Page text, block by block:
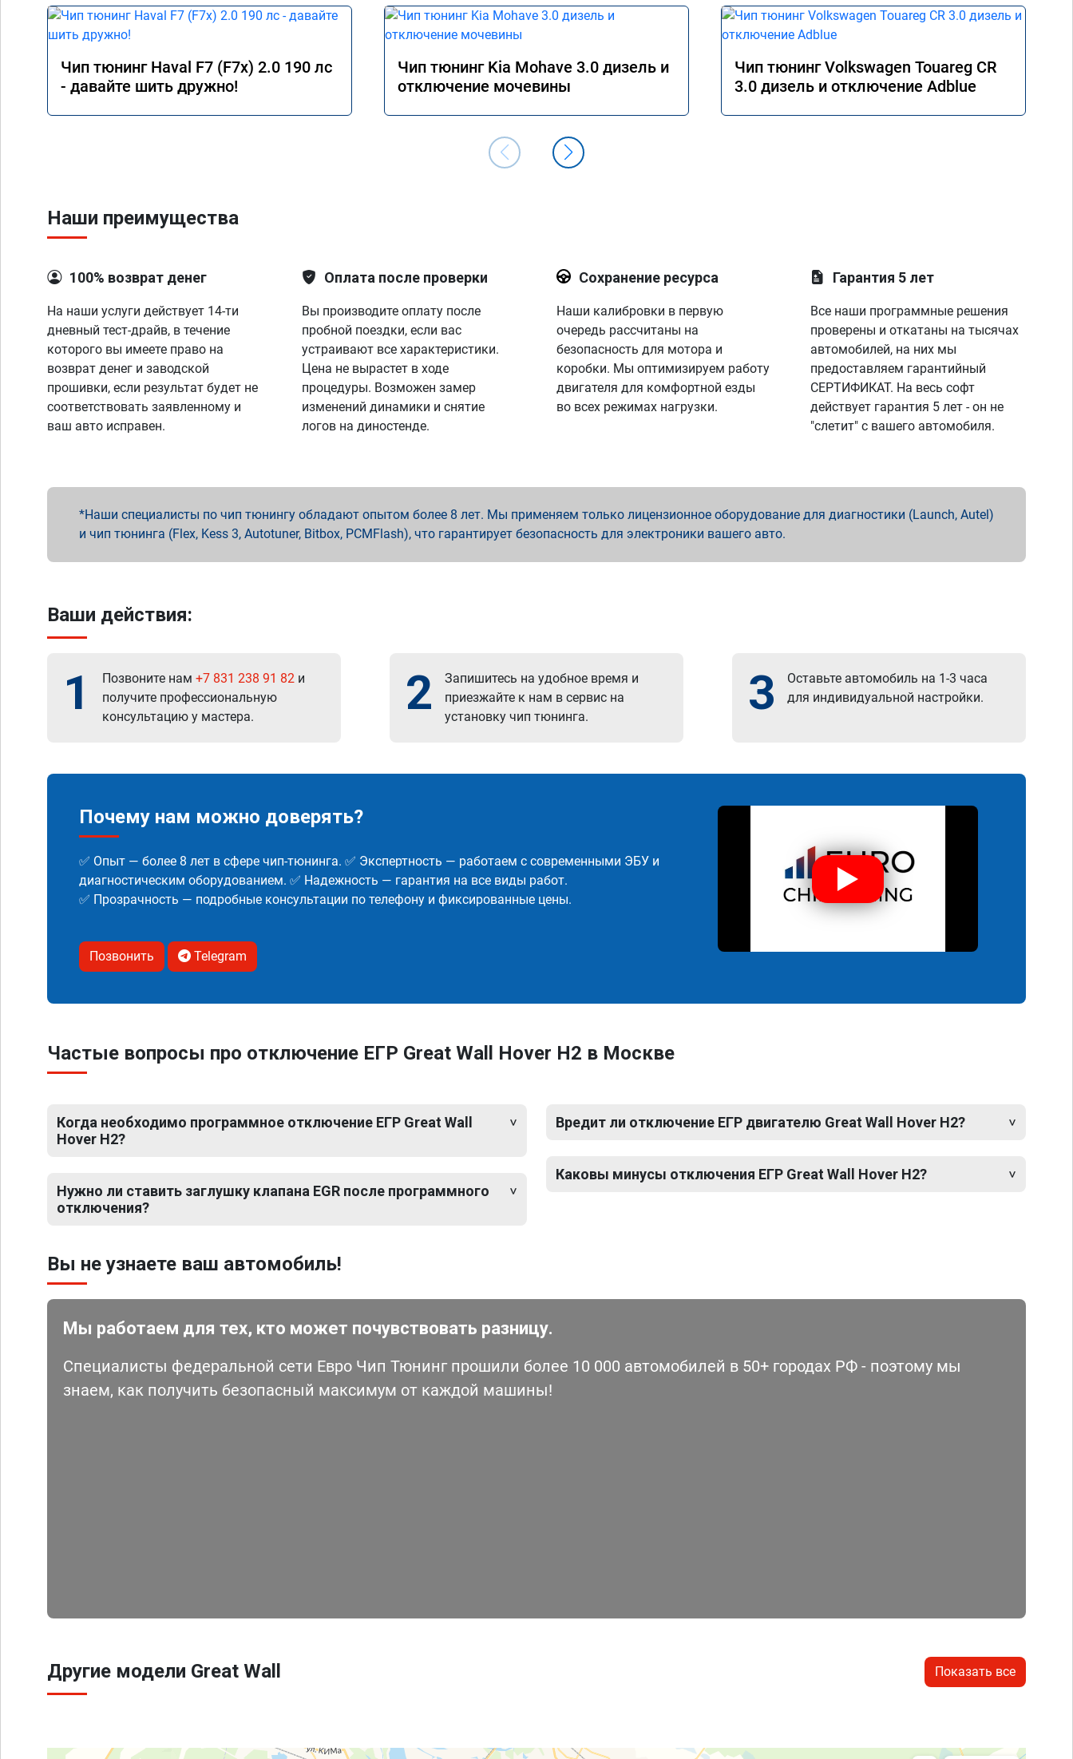
Чип тюнинг Haval F7 (F7x) 2.0 190 лс
- давайте шить дружно!
Чип тюнинг Kia Mohave 3.0 дизель и
отключение мочевины
Чип тюнинг Volkswagen Touareg CR
3.0 дизель и отключение Adblue
Наши преимущества
100% возврат денег
На наши услуги действует 14-ти
дневный тест-драйв, в течение
которого вы имеете право на
возврат денег и заводской
прошивки, если результат будет не
соответствовать заявленному и
ваш авто исправен.
Оплата после проверки
Вы производите оплату после
пробной поездки, если вас
устраивают все характеристики.
Цена не вырастет в ходе
процедуры. Возможен замер
изменений динамики и снятие
логов на диностенде.
Сохранение ресурса
Наши калибровки в первую
очередь рассчитаны на
безопасность для мотора и
коробки. Мы оптимизируем работу
двигателя для комфортной езды
во всех режимах нагрузки.
Гарантия 5 лет
Все наши программные решения
проверены и откатаны на тысячах
автомобилей, на них мы
предоставляем гарантийный
СЕРТИФИКАТ. На весь софт
действует гарантия 5 лет - он не
"слетит" с вашего автомобиля.
Наши специалисты по чип тюнингу обладают опытом более 8 лет. Мы применяем только лицензионное оборудование для диагностики (Launch, Autel)
и чип тюнинга (Flex, Kess 3, Autotuner, Bitbox, PCMFlash), что гарантирует безопасность для электроники вашего авто.
Ваши действия:
1 Позвоните нам +7 831 238 91 82 и
получите профессиональную
консультацию у мастера.
2
Запишитесь на удобное время и
приезжайте к нам в сервис на
установку чип тюнинга.
3
Оставьте автомобиль на 1-3 часа
для индивидуальной настройки.
Почему нам можно доверять?
✅ Опыт — более 8 лет в сфере чип-тюнинга. ✅ Экспертность — работаем с современными ЭБУ и
диагностическим оборудованием. ✅ Надежность — гарантия на все виды работ.
✅ Прозрачность — подробные консультации по телефону и фиксированные цены.
Позвонить Telegram
Частые вопросы про отключение ЕГР Great Wall Hover H2 в Москве
Когда необходимо программное отключение ЕГР Great Wall
Hover H2?
Нужно ли ставить заглушку клапана EGR после программного
отключения?
Вредит ли отключение ЕГР двигателю Great Wall Hover H2?
Каковы минусы отключения ЕГР Great Wall Hover H2?
Вы не узнаете ваш автомобиль!
Мы работаем для тех, кто может почувствовать разницу.
Специалисты федеральной сети Евро Чип Тюнинг прошили более 10 000 автомобилей в 50+ городах РФ - поэтому мы
знаем, как получить безопасный максимум от каждой машины!
Другие модели Great Wall Показать все